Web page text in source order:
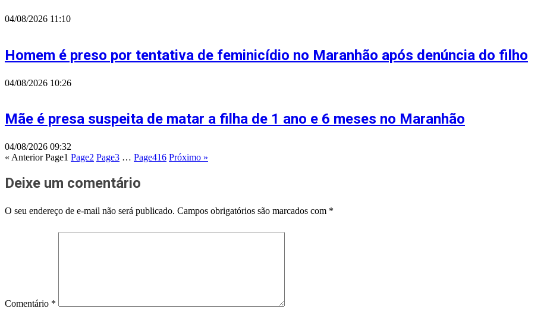
04/08/2026 11:10
Homem é preso por tentativa de feminicídio no Maranhão após denúncia do filho
04/08/2026 10:26
Mãe é presa suspeita de matar a filha de 1 ano e 6 meses no Maranhão
04/08/2026 09:32
« Anterior Page1 Page2 Page3 … Page416 Próximo »
Deixe um comentário
O seu endereço de e-mail não será publicado. Campos obrigatórios são marcados com *
Comentário *